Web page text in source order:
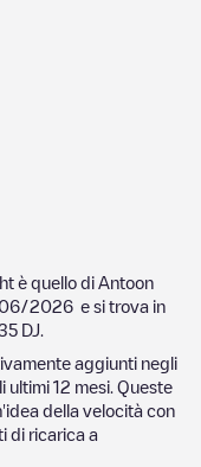
è quello di Antoon
2026 e si trova in
DJ
aggiunti negli
ultimi 12 mesi. Queste
della velocità con
di ricarica a